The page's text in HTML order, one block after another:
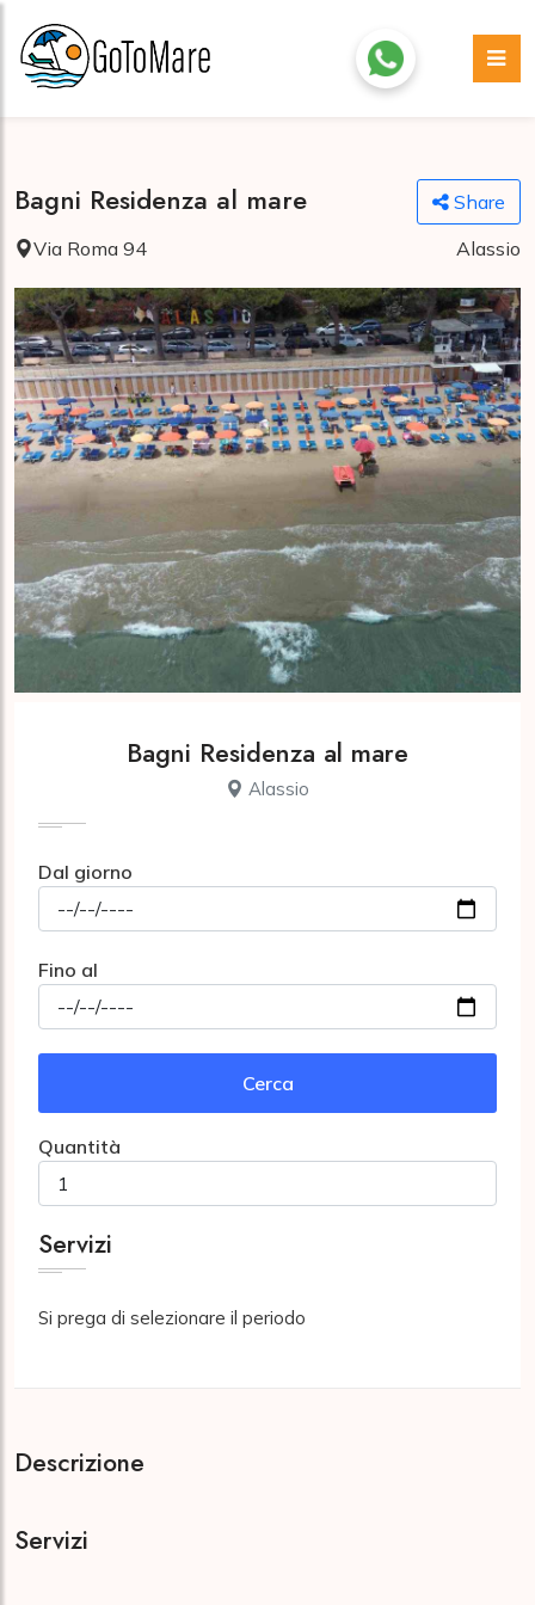
Bagni Residenza al mare
Share
Via Roma 94
Alassio
Bagni Residenza al mare
Alassio
Dal giorno
Fino al
Cerca
Quantità
Servizi
Si prega di selezionare il periodo
Descrizione
Servizi